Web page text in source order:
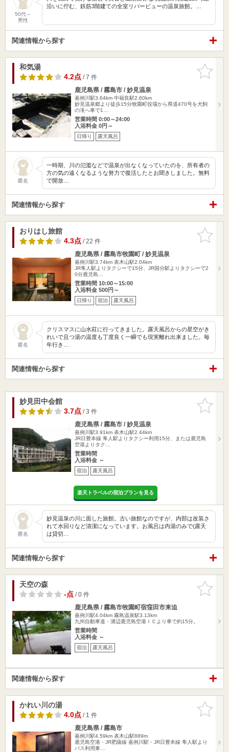
50代～
男性
沿いに佇む、鉄筋3階建ての全室リバービューの温泉旅館。…
関連情報から探す
お気に入
りに追加
和気湯
4.2点/ 7 件
鹿児島県 / 霧島市 / 妙見温泉
嘉例川駅3.64km 中福良駅2.60km
妙見温泉郷より徒歩15分牧園町役場から県道470号を犬飼
の滝へ車で1…
営業時間 0:00～24:00
入浴料金 0円～
日帰り 露天風呂
匿名
一時期、川の氾濫などで温泉が出なくなっていたのを、所有者の
方の気の遠くなるような努力で復活したとお聞きしました。無料
で開放…
関連情報から探す
お気に入
りに追加
おりはし旅館
4.3点/ 22 件
鹿児島県 / 霧島市牧園町 / 妙見温泉
嘉例川駅3.74km 表木山駅2.04km
JR隼人駅よりタクシーで15分、JR国分駅よりタクシーで2
0分鹿児島…
営業時間 10:00～15:00
入浴料金 500円～
日帰り 宿泊 露天風呂
匿名
クリスマスに山水莊に行ってきました。露天風呂からの星空がき
れいで且つ湯の温度も丁度良く一瞬でも現実離れ出来ました。毎
年行き…
関連情報から探す
お気に入
りに追加
妙見田中会館
3.7点/ 3 件
鹿児島県 / 霧島市 / 妙見温泉
嘉例川駅3.91km 表木山駅2.44km
JR日豊本線 隼人駅よりタクシー利用15分、または鹿児島
空港よりタク…
営業時間
入浴料金 ～
宿泊 露天風呂
楽天トラベルの宿泊プランを見る
匿名
妙見温泉の川に面した旅館。古い旅館なのですが、内部は改装さ
れて水回りなど清潔になっています。お風呂は内湯のみで(露天
は貸切…
関連情報から探す
お気に入
りに追加
天空の森
-点/ 0 件
鹿児島県 / 霧島市牧園町宿窪田市来迫
嘉例川駅4.04km 霧島温泉駅3.13km
九州自動車道・溝辺鹿児島空港ＩＣより車で約15分。
営業時間
入浴料金 ～
宿泊 露天風呂
関連情報から探す
お気に入
りに追加
かれい川の湯
4.0点/ 1 件
鹿児島県 / 霧島市
嘉例川駅4.59km 表木山駅889m
鹿児島空港・JR肥薩線 嘉例川駅・JR日豊本線 隼人駅より
バス利用東…